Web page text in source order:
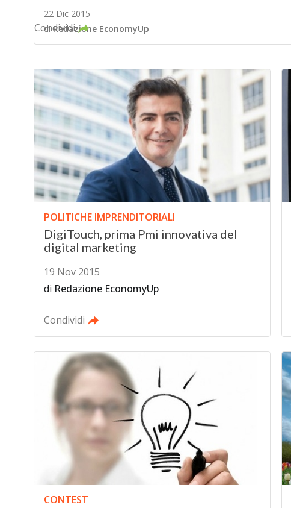
22 Dic 2015
diRedazione EconomyUp
Condividi
POLITICHE IMPRENDITORIALI
DigiTouch, prima Pmi innovativa del
digital marketing
19 Nov 2015
di Redazione EconomyUp
Condividi
CONTEST